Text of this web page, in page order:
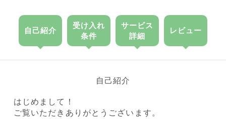
自己紹介
受け入れ
条件
サービス
詳細
レビュー
自己紹介
はじめまして！
ご覧いただきありがとうございます。